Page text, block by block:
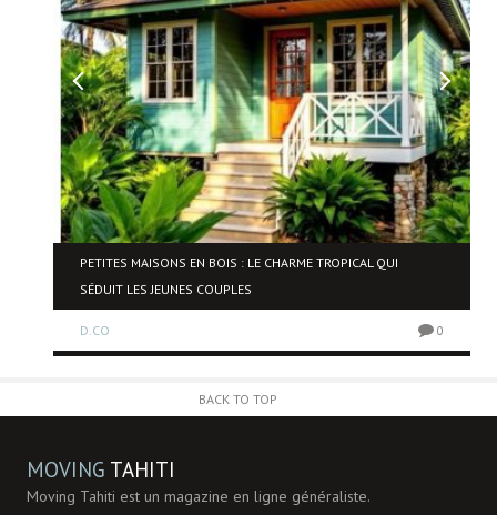
PETITES MAISONS EN BOIS : LE CHARME TROPICAL QUI
SÉDUIT LES JEUNES COUPLES
D.CO 0
BACK TO TOP
MOVING TAHITI
Moving Tahiti est un magazine en ligne généraliste.